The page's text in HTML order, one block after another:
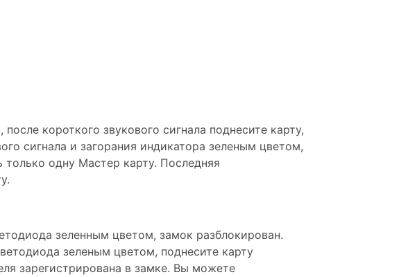
короткого звукового сигнала поднесите карту,
сигнала и загорания индикатора зеленым цветом,
одну Мастер карту. Последняя
зеленным цветом, замок разблокирован.
зеленым цветом, поднесите карту
зарегистрирована в замке. Вы можете